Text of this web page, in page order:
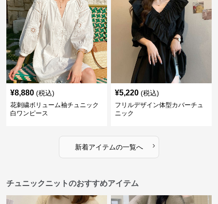
¥8,880 (税込)
花刺繍ボリューム袖チュニック
白ワンピース
¥5,220 (税込)
フリルデザイン体型カバーチュ
ニック
新着アイテムの一覧へ ›
チュニックニットのおすすめアイテム